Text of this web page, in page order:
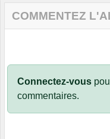
COMMENTEZ
Connectez-vous
commentaires.